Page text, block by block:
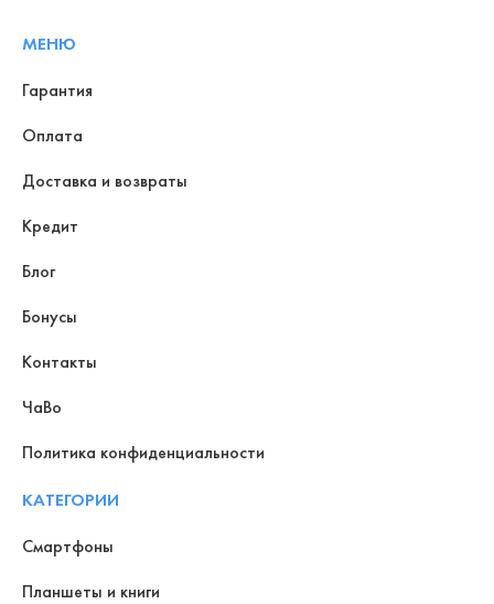
МЕНЮ
Гарантия
Оплата
Доставка и возвраты
Кредит
Блог
Бонусы
Контакты
ЧаВо
Политика конфиденциальности
КАТЕГОРИИ
Смартфоны
Планшеты и книги